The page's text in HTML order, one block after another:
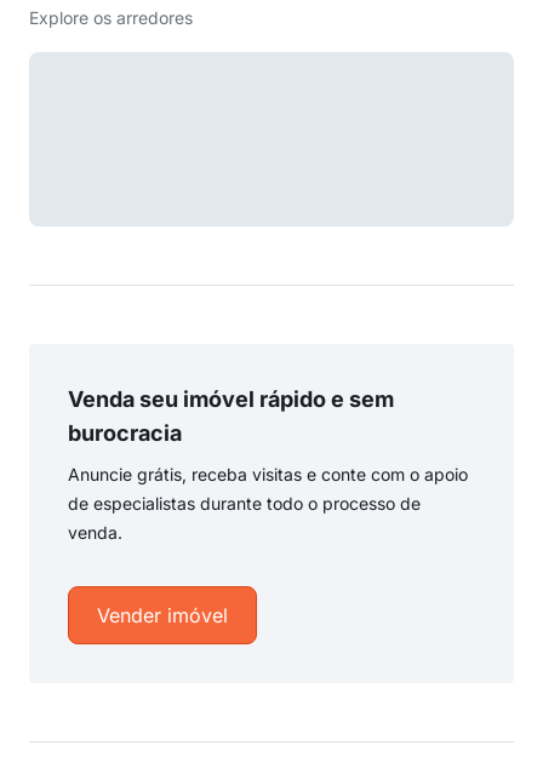
Explore os arredores
Venda seu imóvel rápido e sem
burocracia
Anuncie grátis, receba visitas e conte com o apoio
de especialistas durante todo o processo de
venda.
Vender imóvel